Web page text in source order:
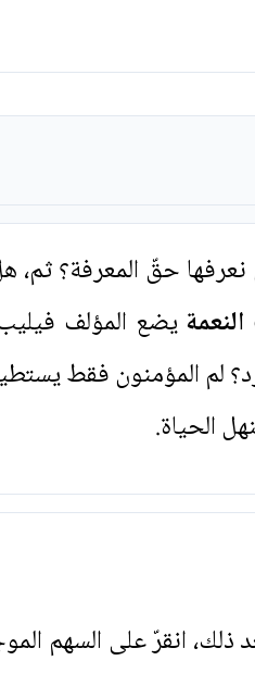
حقّ المعرفة؟ ثم،
يضع المؤلف
لم المؤمنون فقط
الحياة.
ذلك، انقرّ على السهم